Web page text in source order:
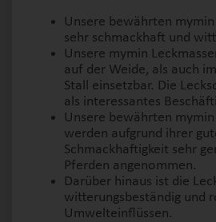
Unsere bewährten
sehr schmackhaft und
Unsere mymin
auf der Weide, als auch
Stall einsetzbar. Die
als interessantes
Unsere bewährten mymin
werden aufgrund ihrer
Schmackhaftigkeit sehr
Pferden angenommen.
Darüber hinaus ist die
witterungsbeständig und
Umwelteinflüssen.